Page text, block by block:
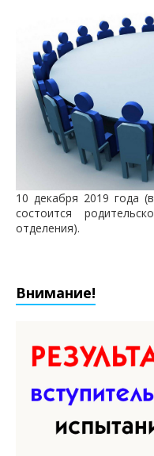
10 декабря 2019 года
состоится
отделения).
Внимание!